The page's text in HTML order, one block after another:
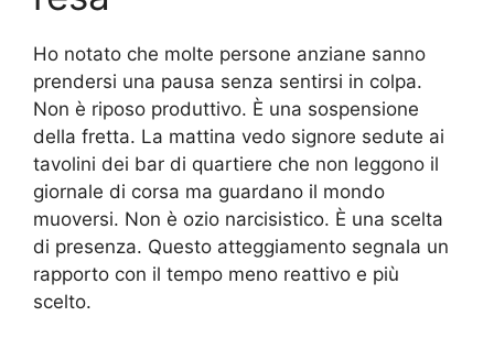
Ho notato che molte persone anziane sanno
prendersi una pausa senza sentirsi in colpa.
Non è riposo produttivo. È una sospensione
della fretta. La mattina vedo signore sedute ai
tavolini dei bar di quartiere che non leggono il
giornale di corsa ma guardano il mondo
muoversi. Non è ozio narcisistico. È una scelta
di presenza. Questo atteggiamento segnala un
rapporto con il tempo meno reattivo e più
scelto.